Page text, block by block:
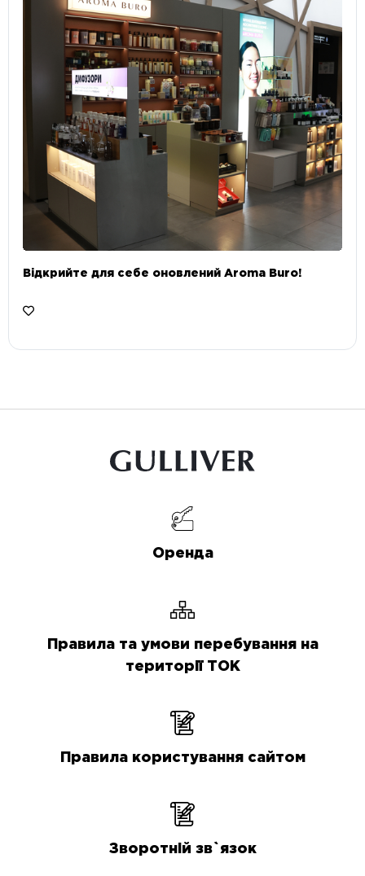
Відкрийте для себе оновлений Aroma Buro! ⠀
Оренда
Правила та умови перебування на
території ТОК
Правила користування сайтом
Зворотній зв`язок